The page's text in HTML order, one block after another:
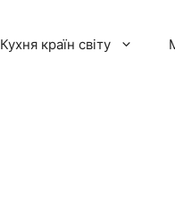
Кухня країн світу